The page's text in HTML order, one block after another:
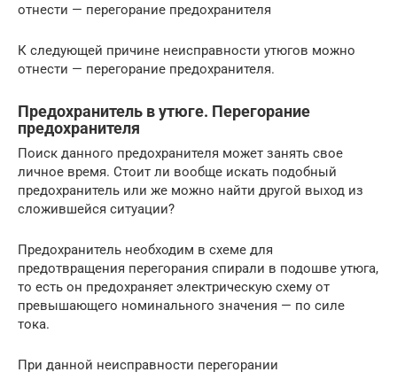
отнести — перегорание предохранителя
К следующей причине неисправности утюгов можно
отнести — перегорание предохранителя.
Предохранитель в утюге. Перегорание
предохранителя
Поиск данного предохранителя может занять свое
личное время. Стоит ли вообще искать подобный
предохранитель или же можно найти другой выход из
сложившейся ситуации?
Предохранитель необходим в схеме для
предотвращения перегорания спирали в подошве утюга,
то есть он предохраняет электрическую схему от
превышающего номинального значения — по силе
тока.
При данной неисправности перегорании